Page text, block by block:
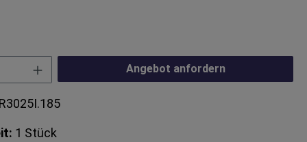
Gib den gewünschten Wert ein
Angebot anfordern
1 Stück